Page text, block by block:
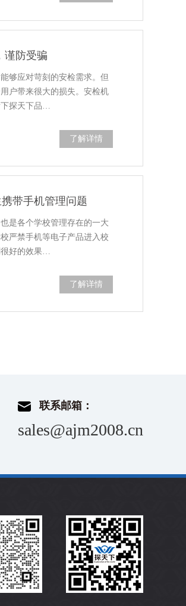
谨防受骗
够应对苛刻的安检需求。但
户带来很大的损失。安检机
探天下品…
了解详情
带手机管理问题
是各个学校管理存在的一大
严禁手机等电子产品进入校
好的效果…
了解详情
联系邮箱：
sales@ajm2008.cn